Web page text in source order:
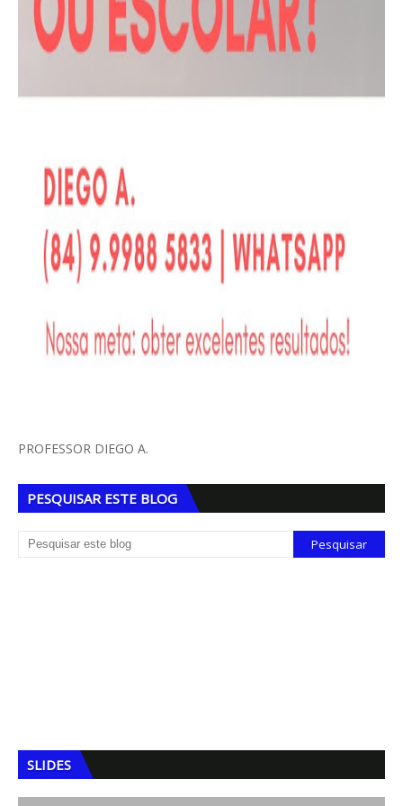
PROFESSOR DIEGO A.
PESQUISAR ESTE BLOG
SLIDES